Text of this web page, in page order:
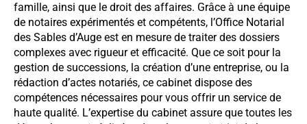
famille, ainsi que le droit des affaires. Grâce à une équipe
de notaires expérimentés et compétents, l’Office Notarial
des Sables d’Auge est en mesure de traiter des dossiers
complexes avec rigueur et efficacité. Que ce soit pour la
gestion de successions, la création d’une entreprise, ou la
rédaction d’actes notariés, ce cabinet dispose des
compétences nécessaires pour vous offrir un service de
haute qualité. L’expertise du cabinet assure que toutes les